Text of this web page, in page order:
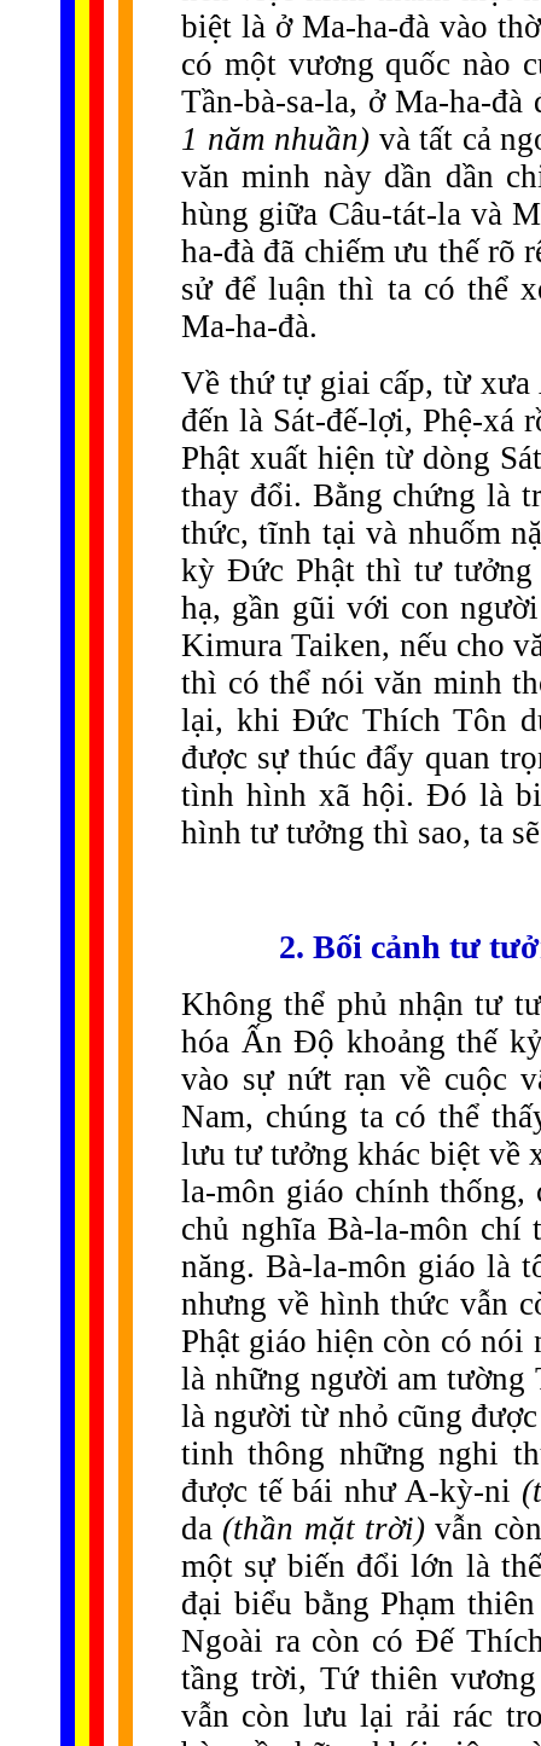
biệt là ở Ma-ha-đà vào
có một vương quốc nào
Tần-bà-sa-la, ở Ma-ha-
1 năm nhuần) và tất cả
văn minh này dần dần
hùng giữa Câu-tát-la và
ha-đà đã chiếm ưu thế rõ
sử để luận thì ta có thể
Ma-ha-đà.
Về thứ tự giai cấp, từ
đến là Sát-đế-lợi, Phệ-
Phật xuất hiện từ dòng
thay đổi. Bằng chứng là
thức, tĩnh tại và nhuốm
kỳ Đức Phật thì tư tưởng
hạ, gần gũi với con
Kimura Taiken, nếu cho
thì có thể nói văn minh
lại, khi Đức Thích Tôn
được sự thúc đẩy quan
tình hình xã hội. Đó là
hình tư tưởng thì sao, ta
2. Bối cảnh tư
Không thể phủ nhận tư
hóa Ấn Độ khoảng thế
vào sự nứt rạn về cuộc
Nam, chúng ta có thể
lưu tư tưởng khác biệt về
la-môn giáo chính thống,
chủ nghĩa Bà-la-môn
năng. Bà-la-môn giáo là
nhưng về hình thức vẫn
Phật giáo hiện còn có nói
là những người am tường
là người từ nhỏ cũng
tinh thông những nghi
được tế bái như A-kỳ-ni
da (thần mặt trời) vẫn
một sự biến đổi lớn là
đại biểu bằng Phạm
Ngoài ra còn có Đế
tầng trời, Tứ thiên
vẫn còn lưu lại rải rác